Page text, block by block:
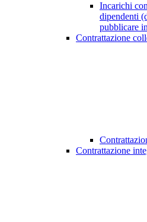
Incarichi
dipendenti
pubblicare
Contrattazione
Contrattazione